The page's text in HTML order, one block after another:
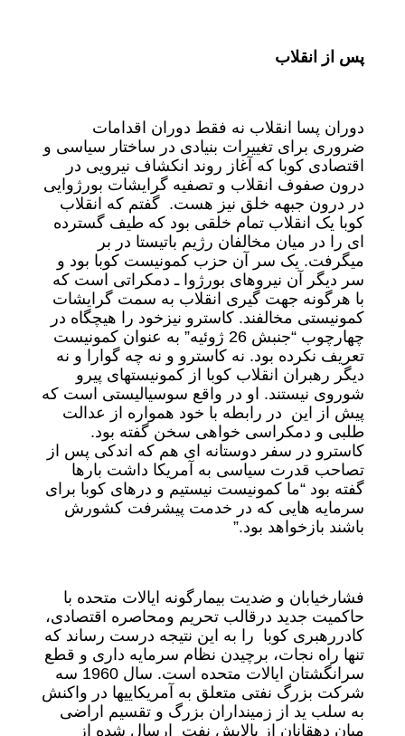
پس از انقلاب
دوران پسا انقلاب نه فقط دوران اقدامات
ضروری برای تغییرات بنیادی در ساختار سیاسی و
اقتصادی کوبا که آغاز روند انکشاف نیرویی در
درون صفوف انقلاب و تصفیه گرایشات بورژوایی
در درون جبهه خلق نیز هست. گفتم که انقلاب
کوبا یک انقلاب تمام خلقی بود که طیف گسترده
ای را در میان مخالفان رژیم باتیستا در بر
میگرفت. یک سر آن حزب کمونیست کوبا بود و
سر دیگر آن نیروهای بورژوا ـ دمکراتی است که
با هرگونه جهت گیری انقلاب به سمت گرایشات
کمونیستی مخالفند. کاسترو نیزخود را هیچگاه در
چهارچوب “جنبش 26 ژوئیه” به عنوان کمونیست
تعریف نکرده بود. نه کاسترو و نه چه گوارا و نه
دیگر رهبران انقلاب کوبا از کمونیستهای پیرو
شوروی نیستند. او در واقع سوسیالیستی است که
پیش از این در رابطه با خود همواره از عدالت
طلبی و دمکراسی خواهی سخن گفته بود.
کاسترو در سفر دوستانه ای هم که اندکی پس از
تصاحب قدرت سیاسی به آمریکا داشت بارها
گفته بود “ما کمونیست نیستیم و درهای کوبا برای
سرمایه هایی که در خدمت پیشرفت کشورش
باشند بازخواهد بود.”
فشارخیابان و ضدیت بیمارگونه ایالات متحده با
حاکمیت جدید درقالب تحریم ومحاصره اقتصادی،
کادررهبری کوبا را به این نتیجه درست رساند که
تنها راه نجات، برچیدن نظام سرمایه داری و قطع
سرانگشتان ایالات متحده است. سال 1960 سه
شرکت بزرگ نفتی متعلق به آمریکاییها در واکنش
به سلب ید از زمینداران بزرگ و تقسیم اراضی
میان دهقانان از پالایش نفت ارسال شده از